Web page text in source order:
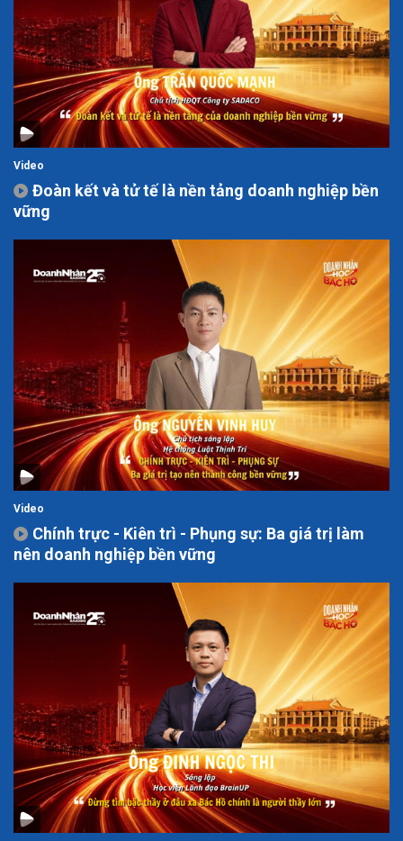
Video
Đoàn kết và tử tế là nền tảng doanh nghiệp bền
vững
Video
Chính trực - Kiên trì - Phụng sự: Ba giá trị làm
nên doanh nghiệp bền vững